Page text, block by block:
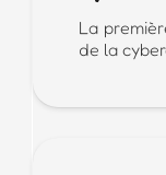
La
de la